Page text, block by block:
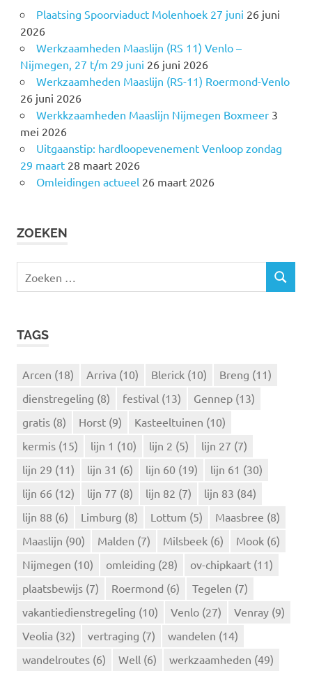
Plaatsing Spoorviaduct Molenhoek 27 juni 26 juni
2026
Werkzaamheden Maaslijn (RS 11) Venlo –
Nijmegen, 27 t/m 29 juni 26 juni 2026
Werkzaamheden Maaslijn (RS-11) Roermond-Venlo
26 juni 2026
Werkkzaamheden Maaslijn Nijmegen Boxmeer 3
mei 2026
Uitgaanstip: hardloopevenement Venloop zondag
29 maart 28 maart 2026
Omleidingen actueel 26 maart 2026
ZOEKEN
e
Z
TAGS
Arcen (18) Arriva (10) Blerick (10) Breng (11)
dienstregeling (8) festival (13) Gennep (13)
gratis (8) Horst (9) Kasteeltuinen (10)
kermis (15) lijn 1 (10) lijn 2 (5) lijn 27 (7)
lijn 29 (11) lijn 31 (6) lijn 60 (19) lijn 61 (30)
lijn 66 (12) lijn 77 (8) lijn 82 (7) lijn 83 (84)
lijn 88 (6) Limburg (8) Lottum (5) Maasbree (8)
Maaslijn (90) Malden (7) Milsbeek (6) Mook (6)
Nijmegen (10) omleiding (28) ov-chipkaart (11)
plaatsbewijs (7) Roermond (6) Tegelen (7)
vakantiedienstregeling (10) Venlo (27) Venray (9)
Veolia (32) vertraging (7) wandelen (14)
wandelroutes (6) Well (6) werkzaamheden (49)